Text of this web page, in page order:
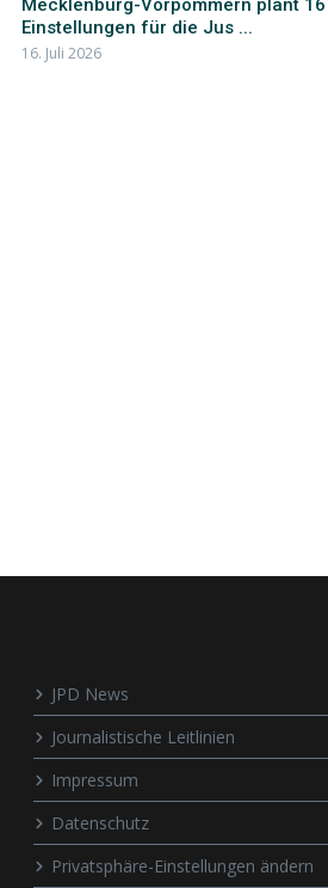
Mecklenburg-Vorpommern plant
Einstellungen für die Jus ...
16. Juli 2026
JPD News
Journalistische Leitlinien
Impressum
Datenschutz
Privatsphäre-Einstellungen ändern